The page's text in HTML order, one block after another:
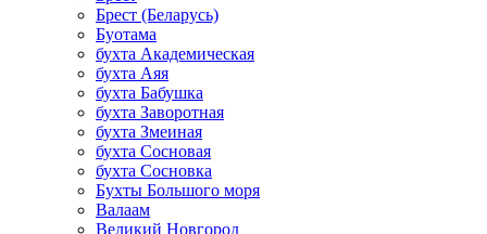
Брест (Беларусь)
Буотама
бухта Академическая
бухта Аяя
бухта Бабушка
бухта Заворотная
бухта Змеиная
бухта Сосновая
бухта Сосновка
Бухты Большого моря
Валаам
Великий Новгород